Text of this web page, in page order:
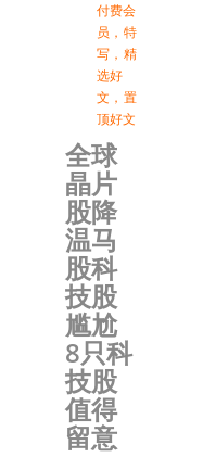
付费会
员 ， 特
写 ， 精
选好
文 ， 置
顶好文
全球
晶片
股降
温马
股科
技股
尴尬
8只科
技股
值得
留意